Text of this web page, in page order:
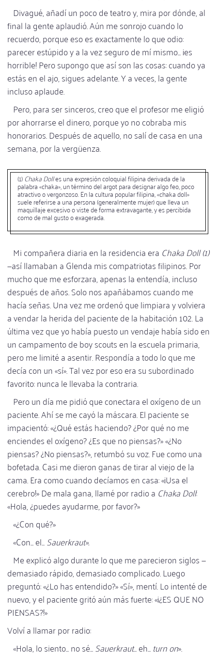
Divagué, añadí un poco de teatro y, mira por dónde, al
final la gente aplaudió. Aún me sonrojo cuando lo
recuerdo, porque eso es exactamente lo que odio:
parecer estúpido y a la vez seguro de mí mismo... ¡es
horrible! Pero supongo que así son las cosas: cuando ya
estás en el ajo, sigues adelante. Y a veces, la gente
incluso aplaude.
Pero, para ser sinceros, creo que el profesor me eligió
por ahorrarse el dinero, porque yo no cobraba mis
honorarios. Después de aquello, no salí de casa en una
semana, por la vergüenza.
(1) Chaka Dolles una expresión coloquial filipina derivada de la
palabra «chaka», un término del argot para designar algo feo, poco
atractivo o vergonzoso. En la cultura popular filipina, «chaka doll»
suele referirse a una persona (generalmente mujer) que lleva un
maquillaje excesivo o viste de forma extravagante, y es percibida
como de mal gusto o exagerada.
Mi compañera diaria en la residencia era Chaka Doll (1)
—así llamaban a Glenda mis compatriotas filipinos. Por
mucho que me esforzara, apenas la entendía, incluso
después de años. Solo nos apañábamos cuando me
hacía señas. Una vez me ordenó que limpiara y volviera
a vendar la herida del paciente de la habitación 102. La
última vez que yo había puesto un vendaje había sido en
un campamento de boy scouts en la escuela primaria,
pero me limité a asentir. Respondía a todo lo que me
decía con un «sí». Tal vez por eso era su subordinado
favorito: nunca le llevaba la contraria.
Pero un día me pidió que conectara el oxígeno de un
paciente. Ahí se me cayó la máscara. El paciente se
impacientó: «¿Qué estás haciendo? ¿Por qué no me
enciendes el oxígeno? ¿Es que no piensas?» «¿No
piensas? ¿No piensas?», retumbó su voz. Fue como una
bofetada. Casi me dieron ganas de tirar al viejo de la
cama. Era como cuando decíamos en casa: «¡Usa el
cerebro!» De mala gana, llamé por radio a Chaka Doll:
«Hola, ¿puedes ayudarme, por favor?»
«¿Con qué?»
«Con... el...Sauerkraut».
Me explicó algo durante lo que me parecieron siglos —
demasiado rápido, demasiado complicado. Luego
preguntó: «¿Lo has entendido?» «Sí», mentí. Lo intenté de
nuevo, y el paciente gritó aún más fuerte: «¡¿ES QUE NO
PIENSAS?!»
Volví a llamar por radio:
«Hola, lo siento... no sé...Sauerkraut... eh...turn on».